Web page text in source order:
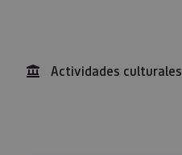
Actividades culturales